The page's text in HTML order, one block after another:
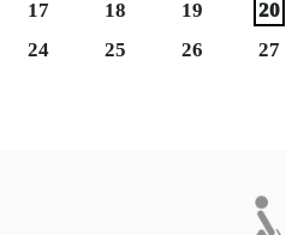
17
Martes 18
18 Miércoles 19
19 20
24
Martes 25
25 Miércoles 26
26 27